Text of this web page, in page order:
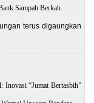
Sampah Berkah
terus digaungkan
“Jumat Bertasbih”